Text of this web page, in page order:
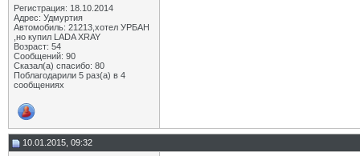
Регистрация: 18.10.2014
Адрес: Удмуртия
Автомобиль: 21213,хотел УРБАН
,но купил LADA XRAY
Возраст: 54
Сообщений: 90
Сказал(а) спасибо: 80
Поблагодарили 5 раз(а) в 4
сообщениях
10.01.2015, 09:32